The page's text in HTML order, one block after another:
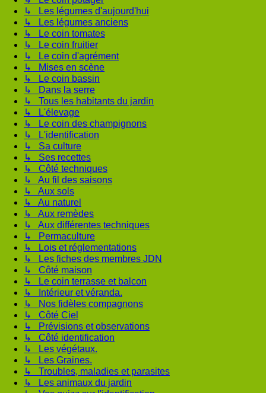
↳ Les légumes d'aujourd'hui
↳ Les légumes anciens
↳ Le coin tomates
↳ Le coin fruitier
↳ Le coin d'agrément
↳ Mises en scène
↳ Le coin bassin
↳ Dans la serre
↳ Tous les habitants du jardin
↳ L'élevage
↳ Le coin des champignons
↳ L'identification
↳ Sa culture
↳ Ses recettes
↳ Côté techniques
↳ Au fil des saisons
↳ Aux sols
↳ Au naturel
↳ Aux remèdes
↳ Aux différentes techniques
↳ Permaculture
↳ Lois et réglementations
↳ Les fiches des membres JDN
↳ Côté maison
↳ Le coin terrasse et balcon
↳ Intérieur et véranda.
↳ Nos fidèles compagnons
↳ Côté Ciel
↳ Prévisions et observations
↳ Côté identification
↳ Les végétaux.
↳ Les Graines.
↳ Troubles, maladies et parasites
↳ Les animaux du jardin